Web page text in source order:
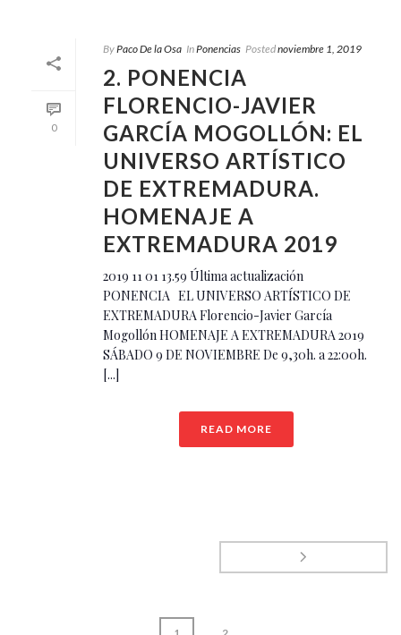
0
ByPaco De la Osa InPonencias Postednoviembre 1, 2019
2. PONENCIA
FLORENCIO-JAVIER
GARCÍA MOGOLLÓN: EL
UNIVERSO ARTÍSTICO
DE EXTREMADURA.
HOMENAJE A
EXTREMADURA 2019
2019 11 01 13.59 Última actualización
PONENCIA EL UNIVERSO ARTÍSTICO DE
EXTREMADURA Florencio-Javier García
Mogollón HOMENAJE A EXTREMADURA 2019
SÁBADO 9 DE NOVIEMBRE De 9,30h. a 22:00h.
[...]
READ MORE